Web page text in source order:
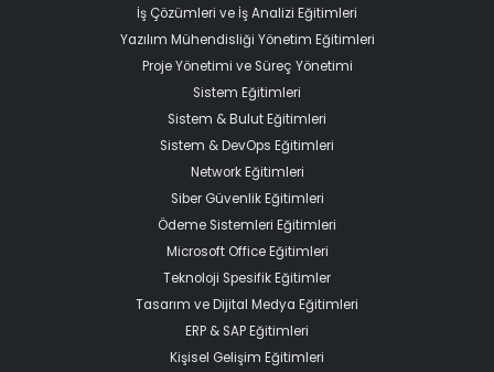
İş Çözümleri ve İş Analizi Eğitimleri
Yazılım Mühendisliği Yönetim Eğitimleri
Proje Yönetimi ve Süreç Yönetimi
Sistem Eğitimleri
Sistem & Bulut Eğitimleri
Sistem & DevOps Eğitimleri
Network Eğitimleri
Siber Güvenlik Eğitimleri
Ödeme Sistemleri Eğitimleri
Microsoft Office Eğitimleri
Teknoloji Spesifik Eğitimler
Tasarım ve Dijital Medya Eğitimleri
ERP & SAP Eğitimleri
Kişisel Gelişim Eğitimleri